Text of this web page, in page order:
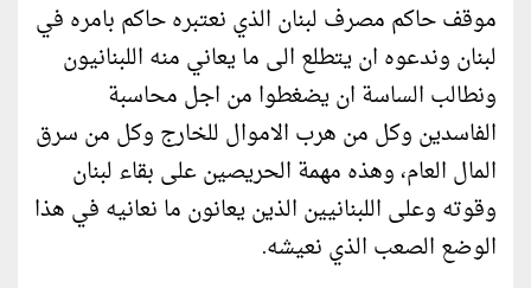
موقف حاكم مصرف لبنان الذي نعتبره حاكم بامره في
لبنان وندعوه ان يتطلع الى ما يعاني منه اللبنانيون
ونطالب الساسة ان يضغطوا من اجل محاسبة
الفاسدين وكل من هرب الاموال للخارج وكل من سرق
المال العام، وهذه مهمة الحريصين على بقاء لبنان
وقوته وعلى اللبنانيين الذين يعانون ما نعانيه في هذا
الوضع الصعب الذي نعيشه.